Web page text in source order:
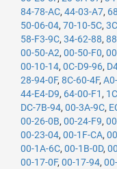
84-78-AC, 44-03-A7,
50-06-04, 70-10-5C,
58-F3-9C, 34-62-88,
00-50-A2, 00-50-F0,
00-10-14, 0C-D9-96,
28-94-0F, 8C-60-4F,
44-E4-D9, 64-00-F1 ,
DC-7B-94, 00-3A-9C,
00-26-0B, 00-24-F9,
00-23-04, 00-1F-CA,
00-1A-6C, 00-1B-0D,
00-17-0F, 00-17-94,